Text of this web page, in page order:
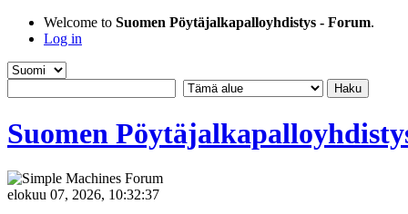
Welcome to Suomen Pöytäjalkapalloyhdistys - Forum.
Log in
Suomen
elokuu 07, 2026, 10:32:37